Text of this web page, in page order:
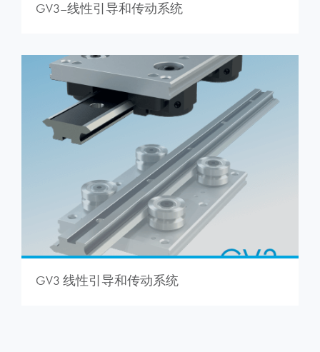
GV3–线性引导和传动系统
GV3 线性引导和传动系统